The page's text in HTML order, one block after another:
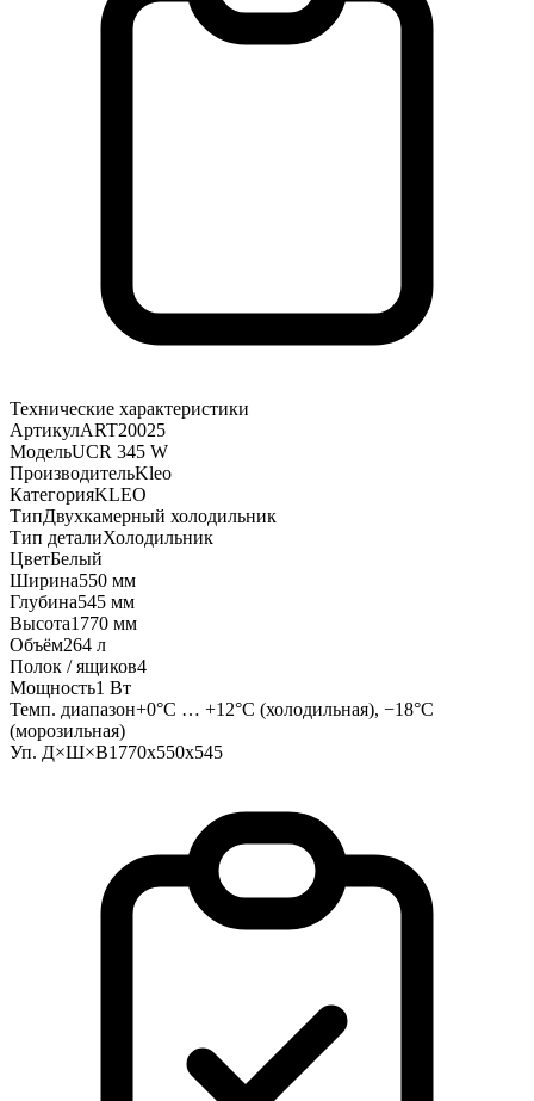
Технические характеристики
АртикулART20025
МодельUCR 345 W
ПроизводительKleo
КатегорияKLEO
ТипДвухкамерный холодильник
Тип деталиХолодильник
ЦветБелый
Ширина550 мм
Глубина545 мм
Высота1770 мм
Объём264 л
Полок / ящиков4
Мощность1 Вт
Темп. диапазон+0°C … +12°C (холодильная), −18°C
(морозильная)
Уп. Д×Ш×В1770х550х545